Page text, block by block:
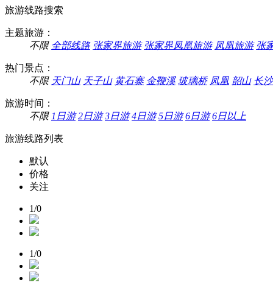
旅游线路搜索
主题旅游：
不限 全部线路 张家界旅游 张家界凤凰旅游 凤凰旅游 张
热门景点：
不限 天门山 天子山 黄石寨 金鞭溪 玻璃桥 凤凰 韶山 长沙
旅游时间：
不限 1日游 2日游 3日游 4日游 5日游 6日游 6日以上
旅游线路列表
默认
价格
关注
1/0
1/0